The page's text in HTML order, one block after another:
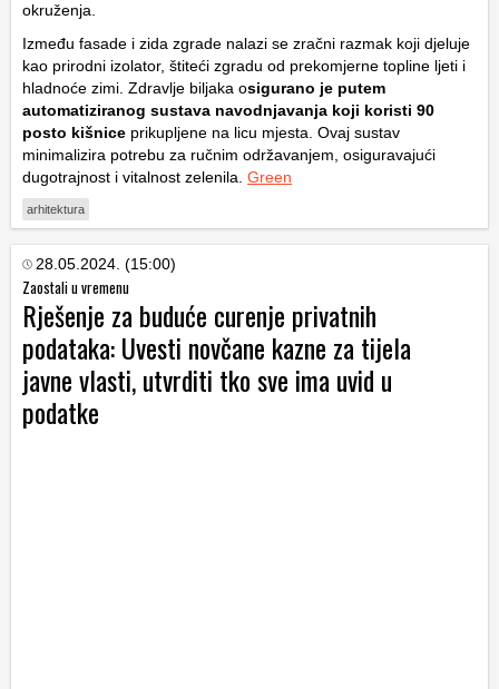
okruženja.
Između fasade i zida zgrade nalazi se zračni razmak koji djeluje
kao prirodni izolator, štiteći zgradu od prekomjerne topline ljeti i
hladnoće zimi. Zdravlje biljaka osigurano je putem
automatiziranog sustava navodnjavanja koji koristi 90
posto kišnice prikupljene na licu mjesta. Ovaj sustav
minimalizira potrebu za ručnim održavanjem, osiguravajući
dugotrajnost i vitalnost zelenila. Green
arhitektura
28.05.2024. (15:00)
Zaostali u vremenu
Rješenje za buduće curenje privatnih
podataka: Uvesti novčane kazne za tijela
javne vlasti, utvrditi tko sve ima uvid u
podatke